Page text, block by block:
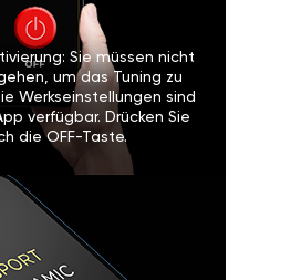
Sie müssen nicht
um das Tuning zu
Werkseinstellungen sind
verfügbar. Drücken Sie
die OFF-Taste.